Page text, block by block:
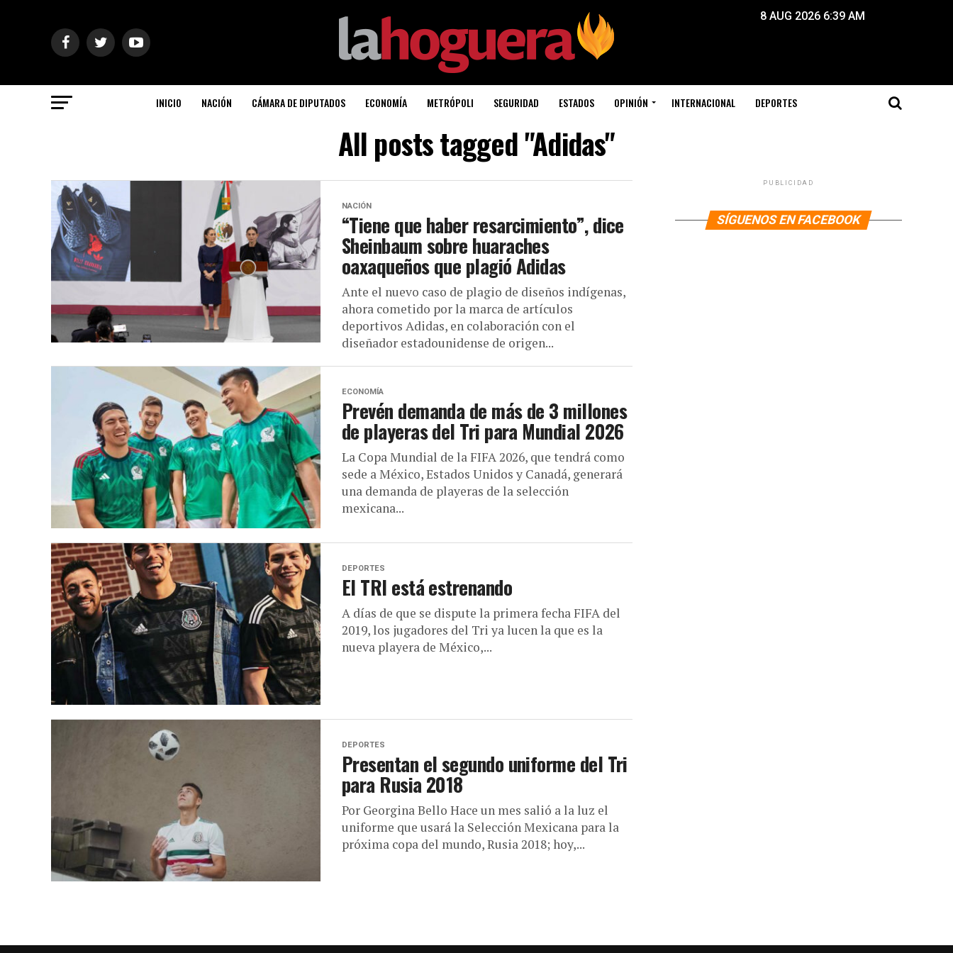
8 AUG 2026 6:39 AM
INICIO NACIÓN CÁMARA DE DIPUTADOS ECONOMÍA METRÓPOLI SEGURIDAD ESTADOS OPINIÓN INTERNACIONAL DEPORTES
All posts tagged "Adidas"
NACIÓN
“Tiene que haber resarcimiento”, dice
Sheinbaum sobre huaraches
oaxaqueños que plagió Adidas
Ante el nuevo caso de plagio de diseños indígenas,
ahora cometido por la marca de artículos
deportivos Adidas, en colaboración con el
diseñador estadounidense de origen...
ECONOMÍA
Prevén demanda de más de 3 millones
de playeras del Tri para Mundial 2026
La Copa Mundial de la FIFA 2026, que tendrá como
sede a México, Estados Unidos y Canadá, generará
una demanda de playeras de la selección
mexicana...
DEPORTES
El TRI está estrenando
A días de que se dispute la primera fecha FIFA del
2019, los jugadores del Tri ya lucen la que es la
nueva playera de México,...
DEPORTES
Presentan el segundo uniforme del Tri
para Rusia 2018
Por Georgina Bello Hace un mes salió a la luz el
uniforme que usará la Selección Mexicana para la
próxima copa del mundo, Rusia 2018; hoy,...
PUBLICIDAD
SÍGUENOS EN FACEBOOK